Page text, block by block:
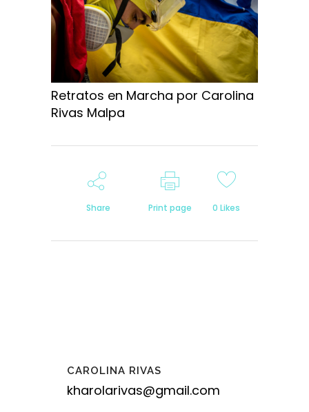
Retratos en Marcha por Carolina
Rivas Malpa
Share Print page 0 Likes
CAROLINA RIVAS
kharolarivas@gmail.com